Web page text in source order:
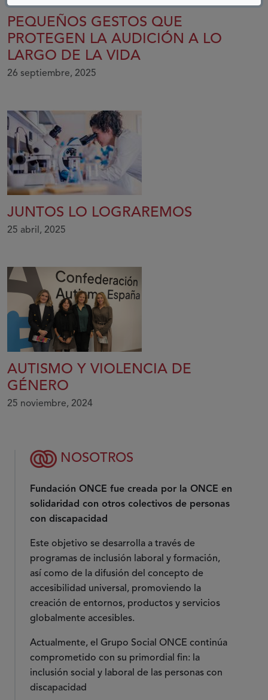
PEQUEÑOS GESTOS QUE
PROTEGEN LA AUDICIÓN A LO
LARGO DE LA VIDA
26 septiembre, 2025
JUNTOS LO LOGRAREMOS
25 abril, 2025
AUTISMO Y VIOLENCIA DE
GÉNERO
25 noviembre, 2024
NOSOTROS
Fundación ONCE fue creada por la ONCE en
solidaridad con otros colectivos de personas
con discapacidad
Este objetivo se desarrolla a través de
programas de inclusión laboral y formación,
así como de la difusión del concepto de
accesibilidad universal, promoviendo la
creación de entornos, productos y servicios
globalmente accesibles.
Actualmente, el Grupo Social ONCE continúa
comprometido con su primordial fin: la
inclusión social y laboral de las personas con
discapacidad